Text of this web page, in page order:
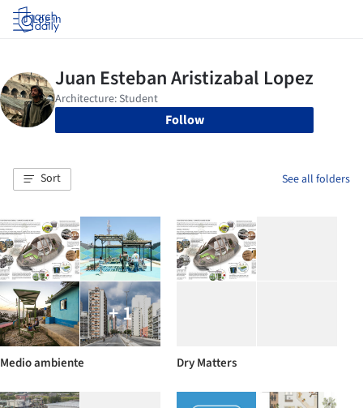
Log in
Follow
Sort See all folders
+ 1
Medio ambiente Dry Matters